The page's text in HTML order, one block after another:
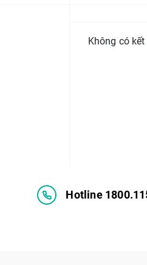
Không có
Hotline